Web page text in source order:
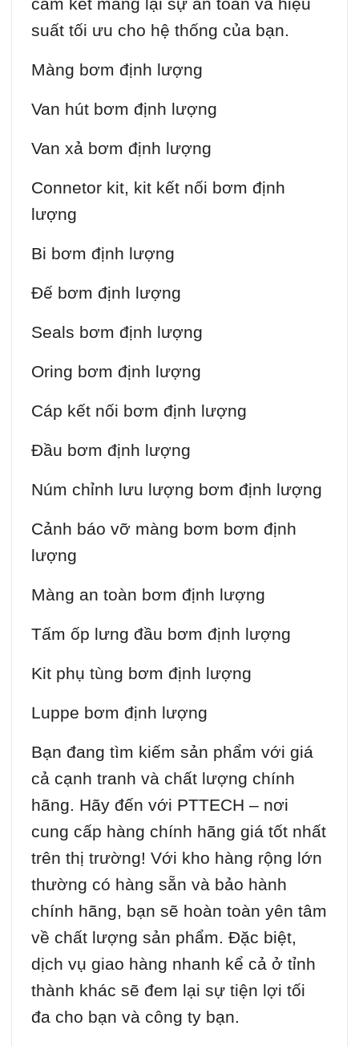
cam kết mang lại sự an toàn và hiệu
suất tối ưu cho hệ thống của bạn.
Màng bơm định lượng
Van hút bơm định lượng
Van xả bơm định lượng
Connetor kit, kit kết nối bơm định
lượng
Bi bơm định lượng
Đế bơm định lượng
Seals bơm định lượng
Oring bơm định lượng
Cáp kết nối bơm định lượng
Đầu bơm định lượng
Núm chỉnh lưu lượng bơm định lượng
Cảnh báo vỡ màng bơm bơm định
lượng
Màng an toàn bơm định lượng
Tấm ốp lưng đầu bơm định lượng
Kit phụ tùng bơm định lượng
Luppe bơm định lượng
Bạn đang tìm kiếm sản phẩm với giá
cả cạnh tranh và chất lượng chính
hãng. Hãy đến với PTTECH – nơi
cung cấp hàng chính hãng giá tốt nhất
trên thị trường! Với kho hàng rộng lớn
thường có hàng sẵn và bảo hành
chính hãng, bạn sẽ hoàn toàn yên tâm
về chất lượng sản phẩm. Đặc biệt,
dịch vụ giao hàng nhanh kể cả ở tỉnh
thành khác sẽ đem lại sự tiện lợi tối
đa cho bạn và công ty bạn.